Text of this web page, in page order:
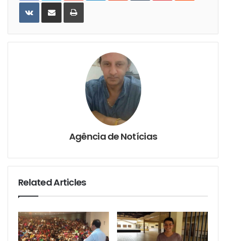
VKontakteShare
Email
Print
Agência de Notícias
Related Articles